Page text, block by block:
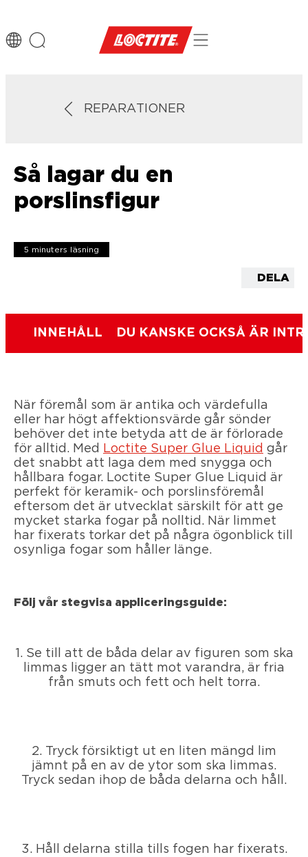
REPARATIONER
Så lagar du en
porslinsfigur
5 minuters läsning
DELA
INNEHÅLL DU KANSKE OCKSÅ ÄR
När föremål som är antika och värdefulla
eller har högt affektionsvärde går sönder
behöver det inte betyda att de är förlorade
för alltid. Med
Loctite Super Glue Liquid går
det snabbt att laga dem med snygga och
hållbara fogar. Loctite Super Glue Liquid är
perfekt för keramik- och porslinsföremål
eftersom det är utvecklat särskilt för att ge
mycket starka fogar på nolltid. När limmet
har fixerats torkar det på några ögonblick till
osynliga fogar som håller länge.
Följ vår stegvisa appliceringsguide:
1. Se till att de båda delar av figuren som ska
limmas ligger an tätt mot varandra, är fria
från smuts och fett och helt torra.
2. Tryck försiktigt ut en liten mängd lim
jämnt på en av de ytor som ska limmas.
Tryck sedan ihop de båda delarna och håll.
3. Håll delarna stilla tills fogen har fixerats.